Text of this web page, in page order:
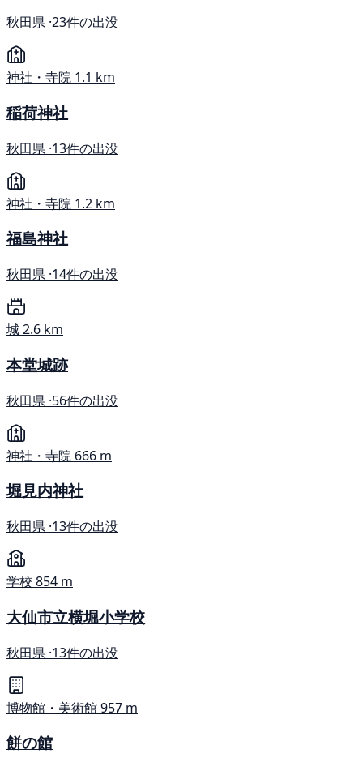
秋田県 ·23件の出没
神社・寺院 1.1 km
稲荷神社
秋田県 ·13件の出没
神社・寺院 1.2 km
福島神社
秋田県 ·14件の出没
城2.6 km
本堂城跡
秋田県 ·56件の出没
神社・寺院 666 m
堀見内神社
秋田県 ·13件の出没
学校 854 m
大仙市立横堀小学校
秋田県 ·13件の出没
博物館・美術館957 m
餅の館